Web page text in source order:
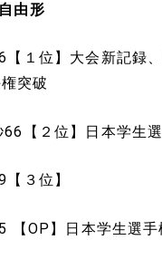
自由形
１位】大会新記録
突破
【２位】日本学生
３位】
OP】日本学生選手